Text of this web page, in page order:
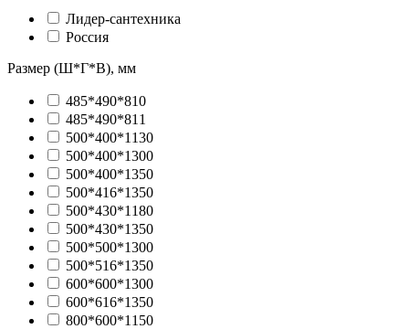
Лидер-сантехника
Россия
Размер (Ш*Г*В), мм
485*490*810
485*490*811
500*400*1130
500*400*1300
500*400*1350
500*416*1350
500*430*1180
500*430*1350
500*500*1300
500*516*1350
600*600*1300
600*616*1350
800*600*1150